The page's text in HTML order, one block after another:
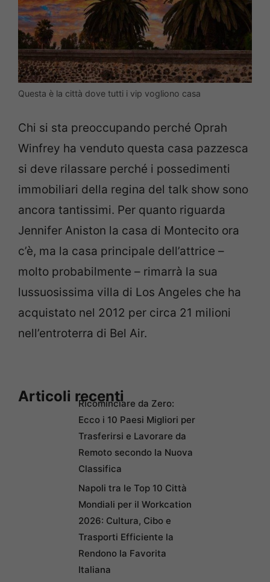
Questa è la città dove tutti i vip vogliono casa
Chi si sta preoccupando perché Oprah
Winfrey ha venduto questa casa pazzesca
si deve rilassare perché i possedimenti
immobiliari della regina del talk show sono
ancora tantissimi. Per quanto riguarda
Jennifer Aniston la casa di Montecito ora
c’è, ma la casa principale dell’attrice –
molto probabilmente – rimarrà la sua
lussuosissima villa di Los Angeles che ha
acquistato nel 2012 per circa 21 milioni
nell’entroterra di Bel Air.
Articoli recentiRicominciare da Zero:
Ecco i 10 Paesi Migliori per
Trasferirsi e Lavorare da
Remoto secondo la Nuova
Classifica
Napoli tra le Top 10 Città
Mondiali per il Workcation
2026: Cultura, Cibo e
Trasporti Efficiente la
Rendono la Favorita
Italiana